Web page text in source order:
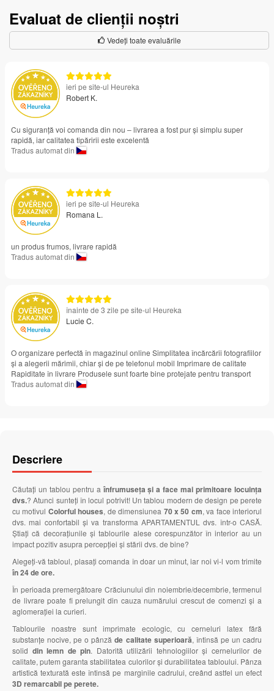
Evaluat de clienții noștri
Vedeți toate evaluările
ieri pe site-ul Heureka
Robert K.
Cu siguranță voi comanda din nou – livrarea a fost pur și simplu super
rapidă, iar calitatea tipăririi este excelentă
Tradus automat din
ieri pe site-ul Heureka
Romana L.
un produs frumos, livrare rapidă
Tradus automat din
înainte de 3 zile pe site-ul Heureka
Lucie C.
O organizare perfectă în magazinul online Simplitatea încărcării fotografiilor
și a alegerii mărimii, chiar și de pe telefonul mobil Imprimare de calitate
Rapiditate în livrare Produsele sunt foarte bine protejate pentru transport
Tradus automat din
Descriere
Căutați un tablou pentru a înfrumuseța și a face mai primitoare locuința
dvs.? Atunci sunteți în locul potrivit! Un tablou modern de design pe perete
cu motivul Colorful houses, de dimensiunea 70 x 50 cm, va face interiorul
dvs. mai confortabil și va transforma APARTAMENTUL dvs. într-o CASĂ.
Știați că decorațiunile și tablourile alese corespunzător în interior au un
impact pozitiv asupra percepției și stării dvs. de bine?
Alegeți-vă tabloul, plasați comanda în doar un minut, iar noi vi-l vom trimite
în 24 de ore.
În perioada premergătoare Crăciunului din noiembrie/decembrie, termenul
de livrare poate fi prelungit din cauza numărului crescut de comenzi și a
aglomerației la curieri.
Tablourile noastre sunt imprimate ecologic, cu cerneluri latex fără
substanțe nocive, pe o pânzăde calitate superioară, întinsă pe un cadru
solid din lemn de pin. Datorită utilizării tehnologiilor și cernelurilor de
calitate, putem garanta stabilitatea culorilor și durabilitatea tabloului. Pânza
artistică texturată este întinsă pe marginile cadrului, creând astfel un efect
3D remarcabil pe perete.